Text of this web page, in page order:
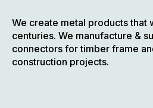
We create metal products that
centuries. We manufacture &
connectors for timber frame
construction projects.